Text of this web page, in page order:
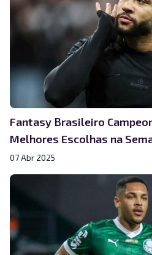
Fantasy Brasileiro
Melhores Escolhas na
07 Abr 2025